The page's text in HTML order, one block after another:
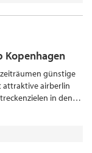
Kopenhagen
günstige
attraktive airberlin
in den…